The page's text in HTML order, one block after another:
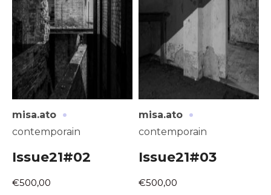
misa.ato ·
contemporain
Issue21#02
€500,00
misa.ato ·
contemporain
Issue21#03
€500,00